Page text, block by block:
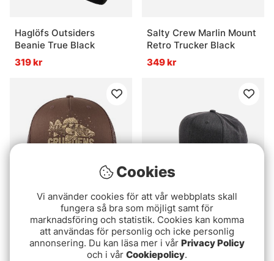
Haglöfs Outsiders
Beanie True Black
319 kr
Salty Crew Marlin Mount
Retro Trucker Black
349 kr
Grundéns King of the
Lakes Trucker Brown
349 kr
Abu Garcia Flat Brim Cap
- Heather grey
199 kr
Cookies
Vi använder cookies för att vår webbplats skall
fungera så bra som möjligt samt för
marknadsföring och statistik. Cookies kan komma
att användas för personlig och icke personlig
annonsering. Du kan läsa mer i vår Privacy Policy
och i vår Cookiepolicy.